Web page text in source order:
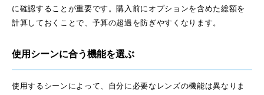
に確認することが重要です。購入前にオプションを含めた総額を
計算しておくことで、予算の超過を防ぎやすくなります。
使用シーンに合う機能を選ぶ
使用するシーンによって、自分に必要なレンズの機能は異なりま